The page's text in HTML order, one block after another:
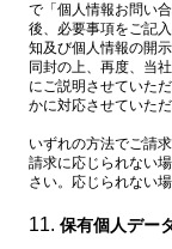
で「個人情報お問い
後、必要事項をご記
知及び個人情報の開
同封の上、再度、当
にご説明させていた
かに対応させていただ
いずれの方法でご請
請求に応じられない
さい。応じられない
保有個人デー